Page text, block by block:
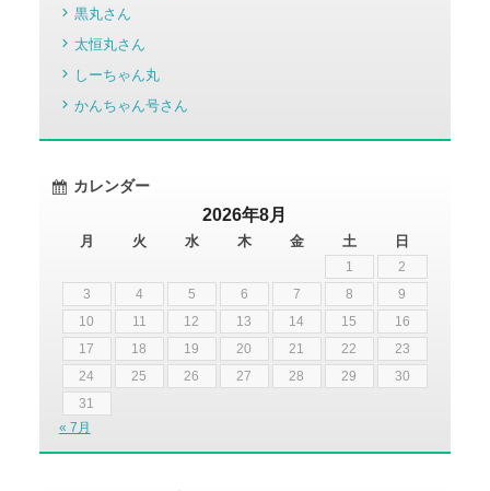
黒丸さん
太恒丸さん
しーちゃん丸
かんちゃん号さん
カレンダー
2026年8月
月 火 水 木 金 土 日
1
2
3
4 5 6 7 8
9
10
11 12 13 14 15
16
17
18 19 20 21 22
23
24
25 26 27 28 29
30
31
« 7月